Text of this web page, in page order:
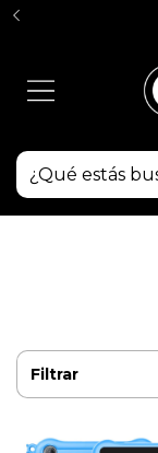
Filtrar